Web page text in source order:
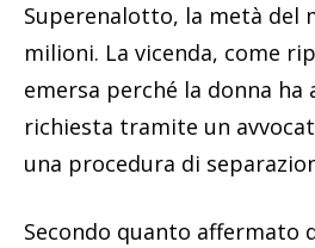
Superenalotto, la metà del
milioni. La vicenda, come
emersa perché la donna ha
richiesta tramite un
una procedura di
Secondo quanto affermato